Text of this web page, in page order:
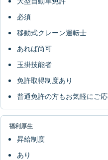
必須
移動式クレーン運転士
あれば尚可
玉掛技能者
免許取得制度あり
普通免許の方もお気軽にご
福利厚生
昇給制度
あり